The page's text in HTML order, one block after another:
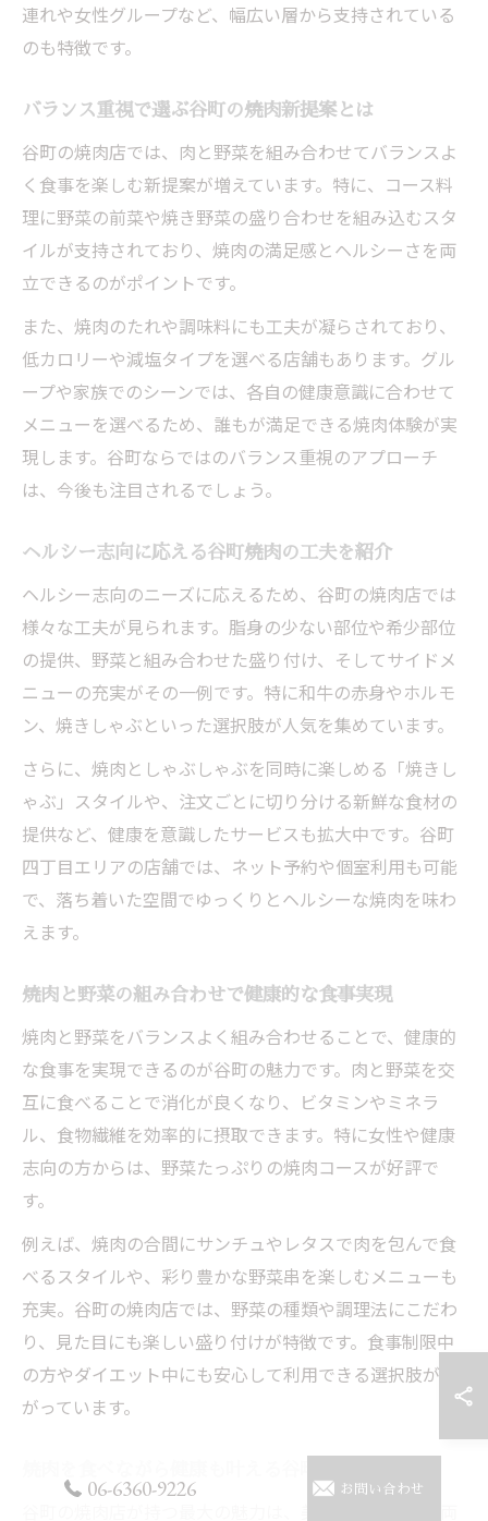
連れや女性グループなど、幅広い層から支持されている
のも特徴です。
バランス重視で選ぶ谷町の焼肉新提案とは
谷町の焼肉店では、肉と野菜を組み合わせてバランスよ
く食事を楽しむ新提案が増えています。特に、コース料
理に野菜の前菜や焼き野菜の盛り合わせを組み込むスタ
イルが支持されており、焼肉の満足感とヘルシーさを両
立できるのがポイントです。
また、焼肉のたれや調味料にも工夫が凝らされており、
低カロリーや減塩タイプを選べる店舗もあります。グル
ープや家族でのシーンでは、各自の健康意識に合わせて
メニューを選べるため、誰もが満足できる焼肉体験が実
現します。谷町ならではのバランス重視のアプローチ
は、今後も注目されるでしょう。
ヘルシー志向に応える谷町焼肉の工夫を紹介
ヘルシー志向のニーズに応えるため、谷町の焼肉店では
様々な工夫が見られます。脂身の少ない部位や希少部位
の提供、野菜と組み合わせた盛り付け、そしてサイドメ
ニューの充実がその一例です。特に和牛の赤身やホルモ
ン、焼きしゃぶといった選択肢が人気を集めています。
さらに、焼肉としゃぶしゃぶを同時に楽しめる「焼きし
ゃぶ」スタイルや、注文ごとに切り分ける新鮮な食材の
提供など、健康を意識したサービスも拡大中です。谷町
四丁目エリアの店舗では、ネット予約や個室利用も可能
で、落ち着いた空間でゆっくりとヘルシーな焼肉を味わ
えます。
焼肉と野菜の組み合わせで健康的な食事実現
焼肉と野菜をバランスよく組み合わせることで、健康的
な食事を実現できるのが谷町の魅力です。肉と野菜を交
互に食べることで消化が良くなり、ビタミンやミネラ
ル、食物繊維を効率的に摂取できます。特に女性や健康
志向の方からは、野菜たっぷりの焼肉コースが好評で
す。
例えば、焼肉の合間にサンチュやレタスで肉を包んで食
べるスタイルや、彩り豊かな野菜串を楽しむメニューも
充実。谷町の焼肉店では、野菜の種類や調理法にこだわ
り、見た目にも楽しい盛り付けが特徴です。食事制限中
の方やダイエット中にも安心して利用できる選択肢が広
がっています。
06-6360-9226 お問い合わせ